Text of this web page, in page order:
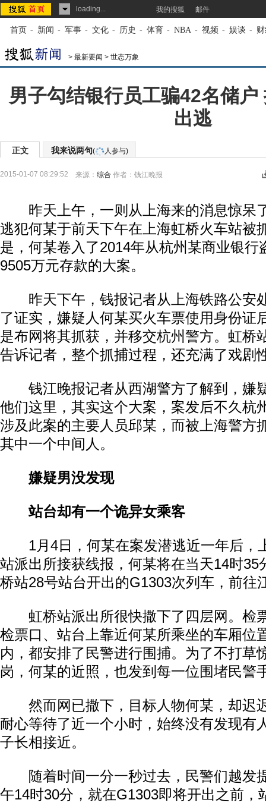
loading... 我的搜狐 邮件
首页 - 新闻 - 军事 - 文化 - 历史 - 体育 - NBA - 视频 - 娱谈 -
> 最新要闻 > 世态万象
男子勾结银行员工骗42名储户
出逃
正文 我来说两句( 人参与)
2015-01-07 08:29:52 来源： 综合 作者：钱江晚报
昨天上午，一则从上海来的消息惊呆
逃犯何某于前天下午在上海虹桥火车站被
是，何某卷入了2014年从杭州某商业银行
9505万元存款的大案。
昨天下午，钱报记者从上海铁路公安
了证实，嫌疑人何某买火车票使用身份证
是布网将其抓获，并移交杭州警方。虹桥
告诉记者，整个抓捕过程，还充满了戏剧
钱江晚报记者从西湖警方了解到，嫌
他们这里，其实这个大案，案发后不久杭
涉及此案的主要人员邱某，而被上海警方
其中一个中间人。
嫌疑男没发现
站台却有一个诡异女乘客
1月4日，何某在案发潜逃近一年后，
站派出所接获线报，何某将在当天14时35
桥站28号站台开出的G1303次列车，前往
虹桥站派出所很快撒下了四层网。检
检票口、站台上靠近何某所乘坐的车厢位
内，都安排了民警进行围捕。为了不打草
岗，何某的近照，也发到每一位围堵民警
然而网已撒下，目标人物何某，却迟
耐心等待了近一个小时，始终没有发现有
子长相接近。
随着时间一分一秒过去，民警们越发
午14时30分，就在G1303即将开出之前，